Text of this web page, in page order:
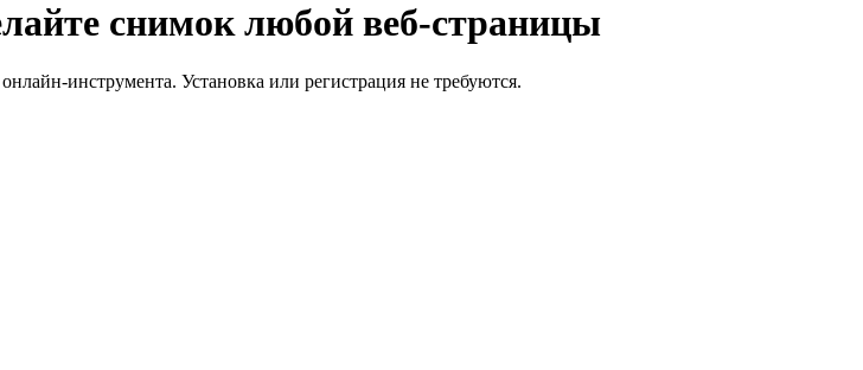
снимок любой веб-страницы
инструмента. Установка или регистрация не требуются.